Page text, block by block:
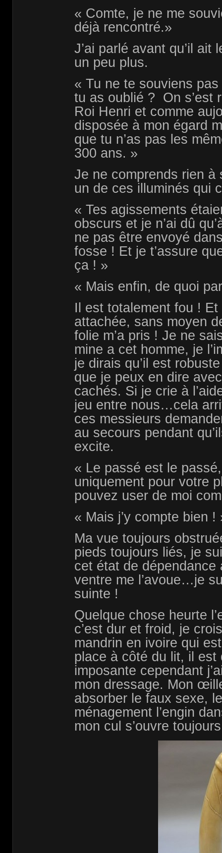
« Comte, je ne me
déjà rencontré.»
J’ai parlé avant qu’il ait
un peu plus.
« Tu ne te souviens
tu as oublié ? On s’est
Roi Henri et comme
disposée à mon égard
que tu n’as pas les
300 ans. »
Je ne comprends rien à
un de ces illuminés qui
« Tes agissements
obscurs et je n’ai dû
ne pas être envoyé
fosse ! Et je t’assure
ça ! »
« Mais enfin, de quoi
Il est totalement fou !
attachée, sans moyen
folie m’a pris ! Je ne
mine a cet homme, je
je dirais qu’il est
que je peux en dire
cachés. Si je crie à
jeu entre nous…cela
ces messieurs
au secours pendant
excite.
« Le passé est le
uniquement pour votre
pouvez user de moi
« Mais j’y compte bien !
Ma vue toujours
pieds toujours liés, je
cet état de
ventre me l’avoue…je
suinte !
Quelque chose heurte
c’est dur et froid, je
mandrin en ivoire qui
place à côté du lit, il est
imposante cependant
mon dressage. Mon
absorber le faux sexe,
ménagement l’engin
mon cul s’ouvre